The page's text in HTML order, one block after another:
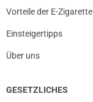
Vorteile der E-Zigarette
Einsteigertipps
Über uns
GESETZLICHES